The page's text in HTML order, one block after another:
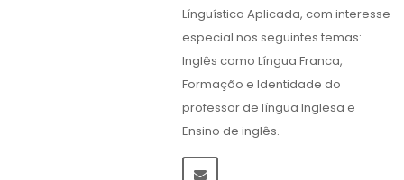
Línguística Aplicada, com interesse
especial nos seguintes temas:
Inglês como Língua Franca,
Formação e Identidade do
professor de língua Inglesa e
Ensino de inglês.